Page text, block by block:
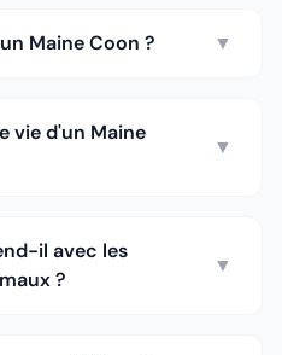
Maine Coon ? ▼
vie d'un Maine
▼
il avec les
?
▼